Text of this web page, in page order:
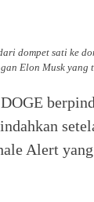
dompet sati ke
Elon Musk
Alert